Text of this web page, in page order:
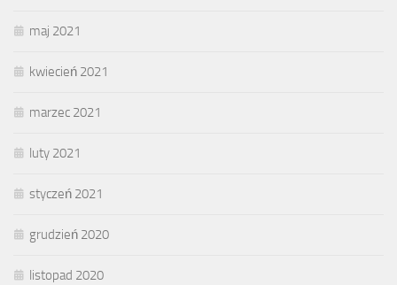
maj 2021
kwiecień 2021
marzec 2021
luty 2021
styczeń 2021
grudzień 2020
listopad 2020